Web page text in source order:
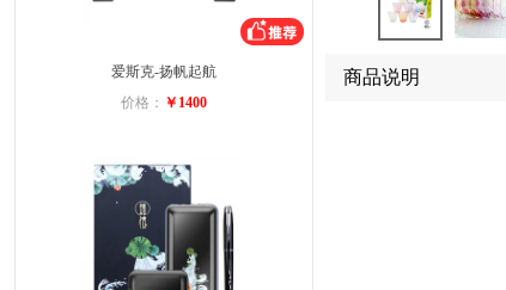
爱斯克-扬帆起航
价格： ￥1400
商品说明